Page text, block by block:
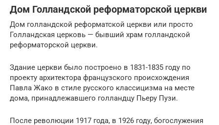
Дом Голландской реформаторской церкви
Дом голландской реформатской церкви или просто
Голландская церковь — бывший храм голландской
реформаторской церкви.
Здание церкви было построено в 1831-1835 году по
проекту архитектора французского происхождения
Павла Жако в стиле русского классицизма на месте
дома, принадлежавшего голландцу Пьеру Пузи.
После революции 1917 года, в 1926 году, богослужения